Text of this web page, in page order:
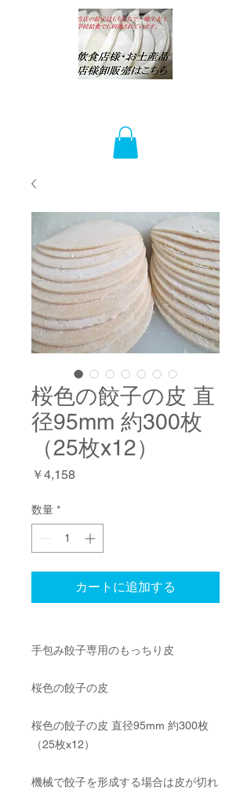
桜色の餃子の皮 直
径95mm 約300枚
（25枚x12）
￥4,158価
数量 *
カートに追加する
手包み餃子専用のもっちり皮
桜色の餃子の皮
桜色の餃子の皮 直径95mm 約300枚
（25枚x12）
機械で餃子を形成する場合は皮が切れ